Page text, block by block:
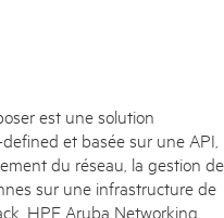
est une solution
et basée sur une API,
du réseau, la gestion de
sur une infrastructure de
HPE Aruba Networking